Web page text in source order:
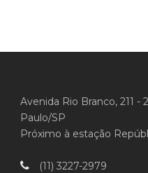
Avenida Rio Branco, 211 -
Paulo/SP
Próximo à estação
(11) 3227-2979